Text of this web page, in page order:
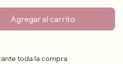
toda la compra.